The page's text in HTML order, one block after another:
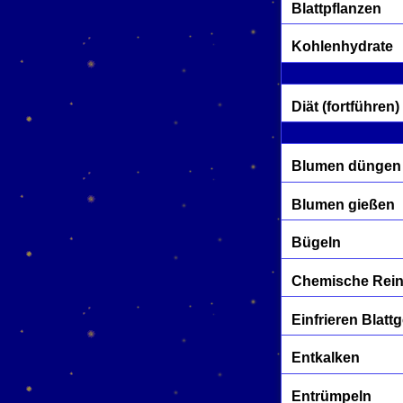
Blattpflanzen
Kohlenhydrate
Diät (fortführen)
Blumen düngen
Blumen gießen
Bügeln
Chemische
Einfrieren
Entkalken
Entrümpeln